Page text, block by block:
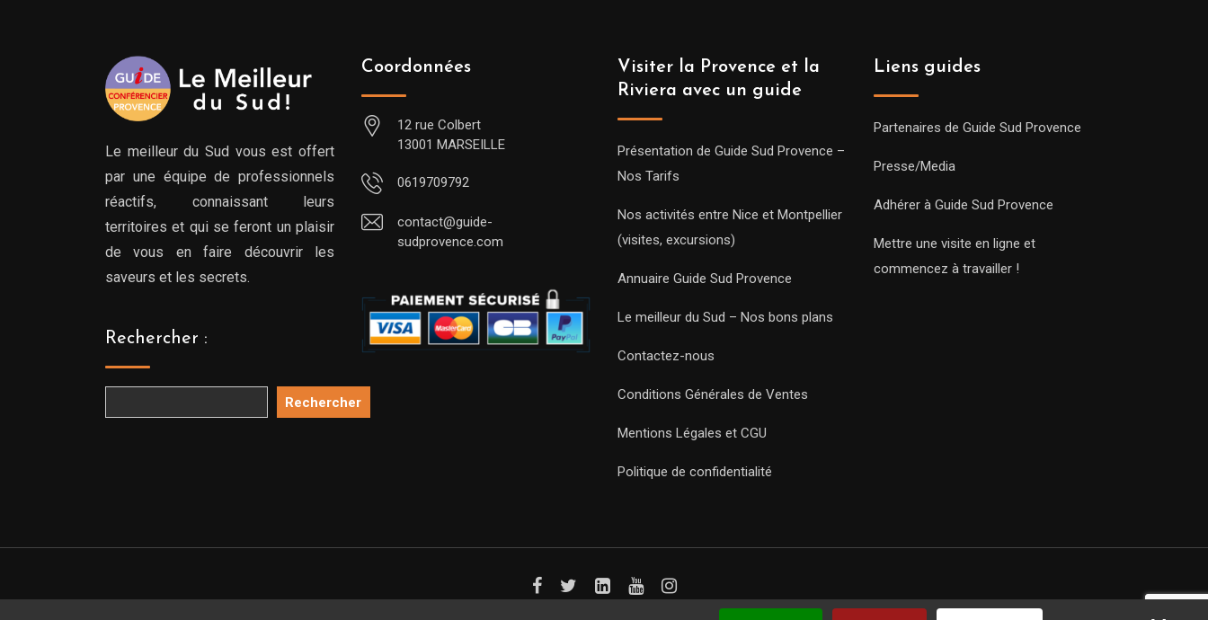
Le meilleur du Sud vous est offert
par une équipe de professionnels
réactifs, connaissant leurs
territoires et qui se feront un plaisir
de vous en faire découvrir les
saveurs et les secrets.
Rechercher :
Rechercher
Coordonnées
12 rue Colbert
13001 MARSEILLE
0619709792
contact@guide-
sudprovence.com
Visiter la Provence et la
Riviera avec un guide
Présentation de Guide Sud Provence –
Nos Tarifs
Nos activités entre Nice et Montpellier
(visites, excursions)
Annuaire Guide Sud Provence
Le meilleur du Sud – Nos bons plans
Contactez-nous
Conditions Générales de Ventes
Mentions Légales et CGU
Politique de confidentialité
Liens guides
Partenaires de Guide Sud Provence
Presse/Media
Adhérer à Guide Sud Provence
Mettre une visite en ligne et
commencez à travailler !